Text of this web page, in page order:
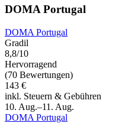
DOMA Portugal
DOMA Portugal
Gradil
8,8/10
Hervorragend
(70 Bewertungen)
143 €
inkl. Steuern & Gebühren
10. Aug.–11. Aug.
DOMA Portugal